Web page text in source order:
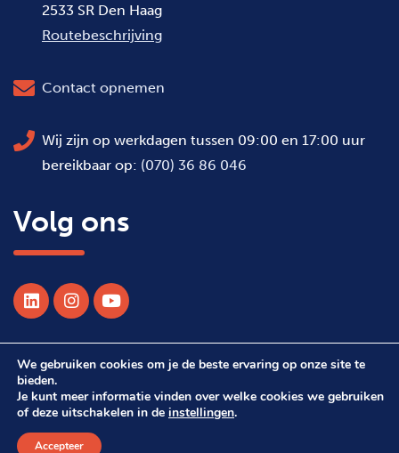
2533 SR Den Haag
Routebeschrijving
Contact opnemen
Wij zijn op werkdagen tussen 09:00 en 17:00 uur
bereikbaar op: (070) 36 86 046
Volg ons
© 2026 Alle rechten voorbehouden WSDH
Webdesign Suprevo
We gebruiken cookies om je de beste ervaring op onze site te
bieden.
Je kunt meer informatie vinden over welke cookies we gebruiken
of deze uitschakelen in de instellingen.
Accepteer